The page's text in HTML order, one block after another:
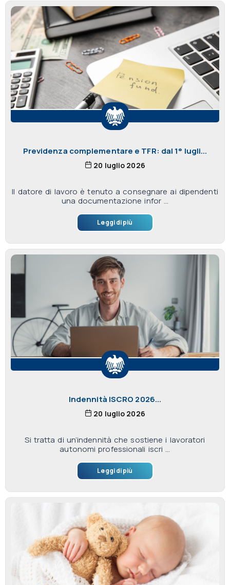
Previdenza complementare e TFR: dal 1° lugli...
20 luglio 2026
Il datore di lavoro è tenuto a consegnare ai dipendenti
una documentazione infor ...
Leggi di più
Indennità ISCRO 2026...
20 luglio 2026
Si tratta di un’indennità che sostiene i lavoratori
autonomi professionali iscri ...
Leggi di più